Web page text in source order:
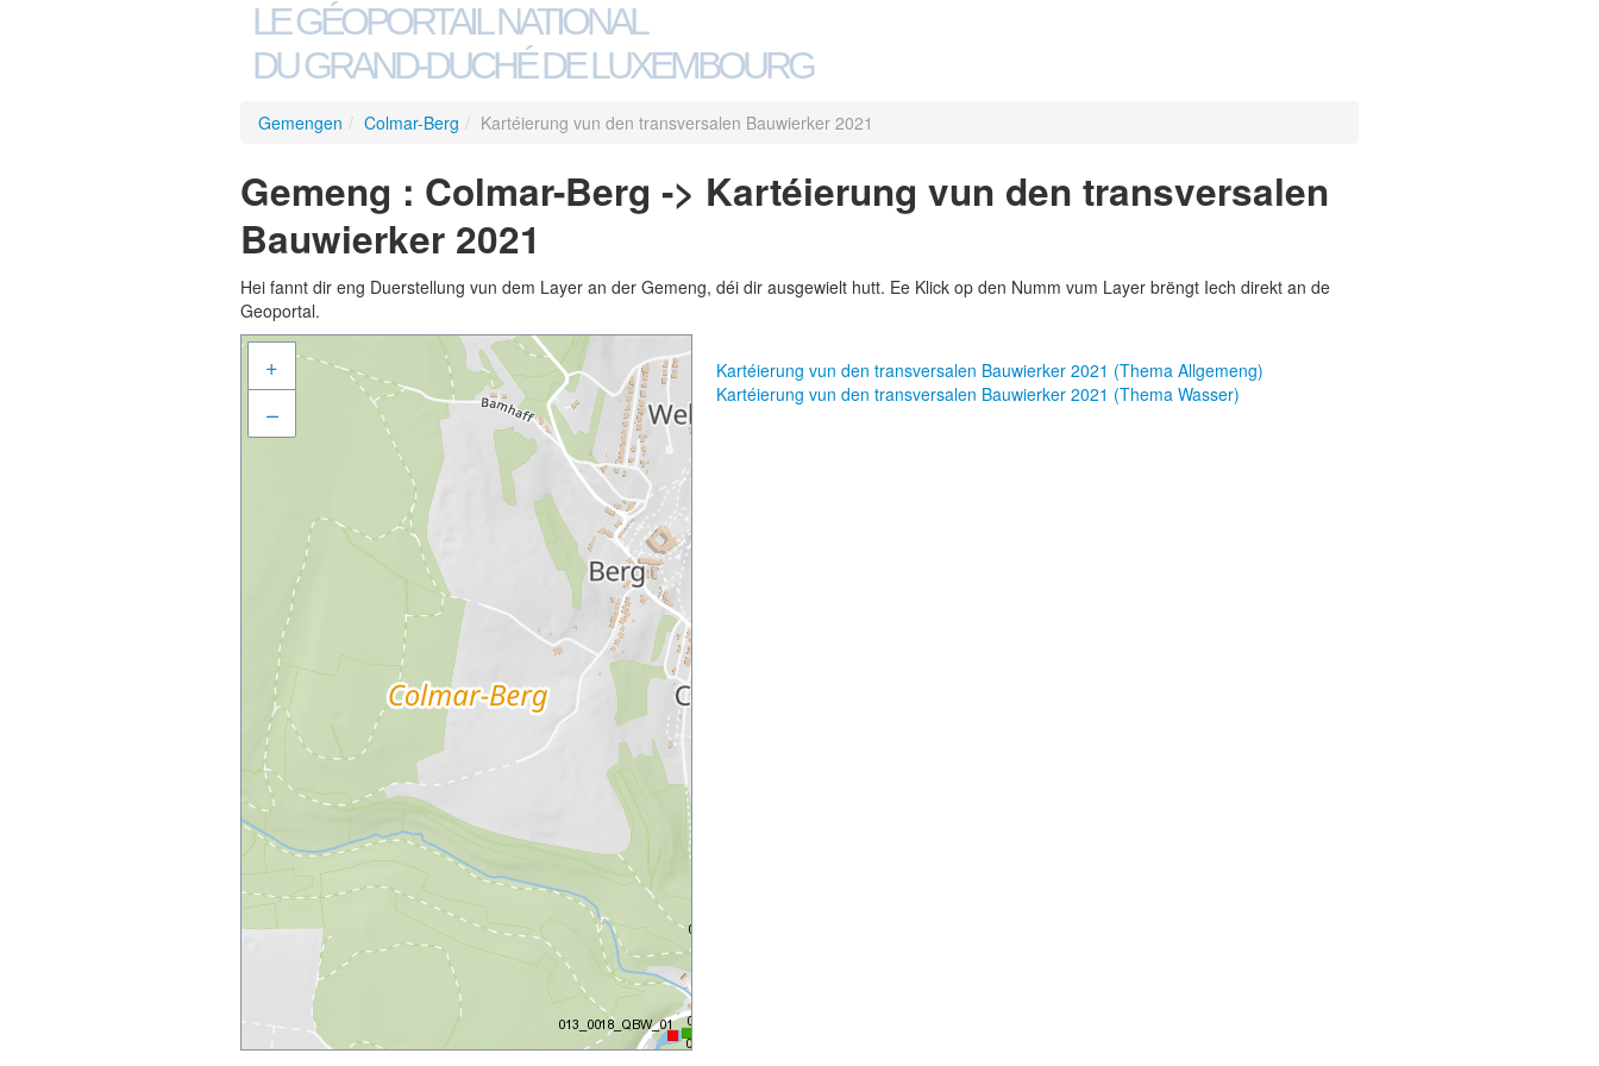
LE GÉOPORTAIL NATIONAL
DU GRAND-DUCHÉ DE LUXEMBOURG
Gemengen / Colmar-Berg / Kartéierung vun den transversalen Bauwierker 2021
Gemeng : Colmar-Berg -> Kartéierung vun den transversalen
Bauwierker 2021
Hei fannt dir eng Duerstellung vun dem Layer an der Gemeng, déi dir ausgewielt hutt. Ee Klick op den Numm vum Layer brëngt Iech direkt an de
Geoportal.
+
–
Kartéierung vun den transversalen Bauwierker 2021 (Thema Allgemeng)
Kartéierung vun den transversalen Bauwierker 2021 (Thema Wasser)